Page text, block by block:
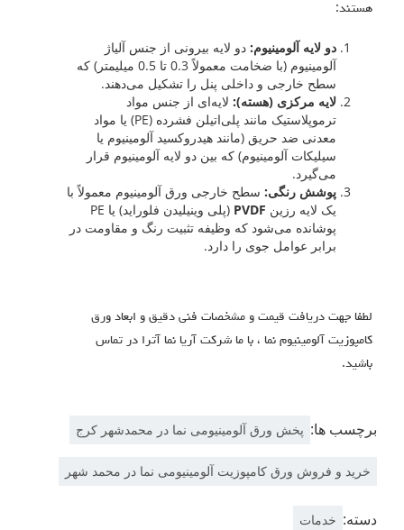
هستند:
دو لایه آلومینیوم: دو لایه بیرونی از جنس آلیاژ
آلومینیوم (با ضخامت معمولاً 0.3 تا 0.5 میلیمتر) که
سطح خارجی و داخلی پنل را تشکیل می‌دهند.
لایه مرکزی (هسته): لایه‌ای از جنس مواد
ترموپلاستیک مانند پلی‌اتیلن فشرده (PE) یا مواد
معدنی ضد حریق (مانند هیدروکسید آلومینیوم یا
سیلیکات آلومینیوم) که بین دو لایه آلومینیوم قرار
می‌گیرد.
پوشش رنگی: سطح خارجی ورق آلومینیوم معمولاً با
یک لایه رزین PVDF
(پلی وینیلیدن فلوراید) یا PE
پوشانده می‌شود که وظیفه تثبیت رنگ و مقاومت در
برابر عوامل جوی را دارد.
لطفا جهت دریافت قیمت و مشخصات فنی دقیق و ابعاد ورق
کامپوزیت آلومینیوم نما ، با ما شرکت آریا نما آترا در تماس
باشید.
برچسب ها: پخش ورق آلومینیومی نما در محمدشهر کرج
خرید و فروش ورق کامپوزیت آلومینیومی نما در محمد شهر
دسته: خدمات